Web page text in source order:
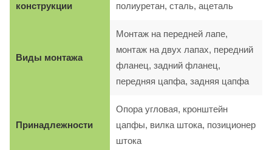
конструкции
полиуретан, сталь, ацеталь
Виды монтажа
Монтаж на передней лапе,
монтаж на двух лапах, передний
фланец, задний фланец,
передняя цапфа, задняя цапфа
Принадлежности
Опора угловая, кронштейн
цапфы, вилка штока, позиционер
штока